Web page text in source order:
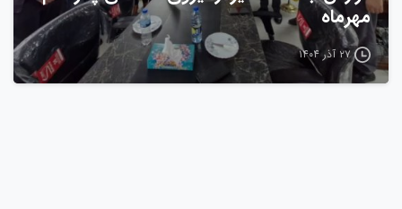
مهرماه
۲۷ آذر ۱۴۰۴